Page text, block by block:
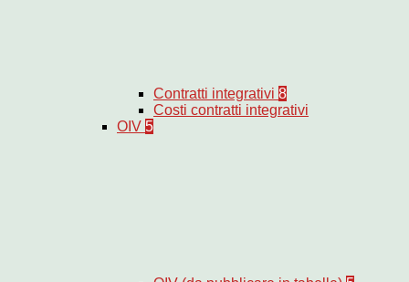
Contratti integrativi 8
Costi contratti integrativi
OIV 5